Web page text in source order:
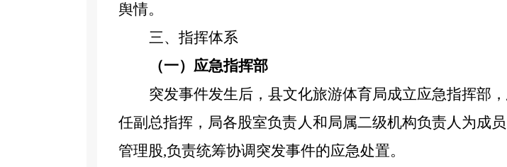
舆情。
三、指挥体系
（一）应急指挥部
突发事件发生后，县文化旅游体育局成立应急指挥部
任副总指挥，局各股室负责人和局属二级机构负责人为成
管理股,负责统筹协调突发事件的应急处置。